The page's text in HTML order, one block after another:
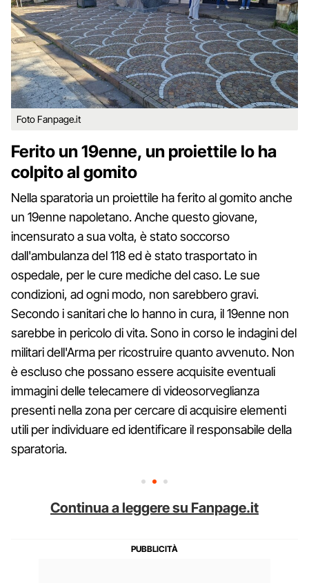
Foto Fanpage.it
Ferito un 19enne, un proiettile lo ha
colpito al gomito
Nella sparatoria un proiettile ha ferito al gomito anche
un 19enne napoletano. Anche questo giovane,
incensurato a sua volta, è stato soccorso
dall'ambulanza del 118 ed è stato trasportato in
ospedale, per le cure mediche del caso. Le sue
condizioni, ad ogni modo, non sarebbero gravi.
Secondo i sanitari che lo hanno in cura, il 19enne non
sarebbe in pericolo di vita. Sono in corso le indagini del
militari dell'Arma per ricostruire quanto avvenuto. Non
è escluso che possano essere acquisite eventuali
immagini delle telecamere di videosorveglianza
presenti nella zona per cercare di acquisire elementi
utili per individuare ed identificare il responsabile della
sparatoria.
Continua a leggere su Fanpage.it